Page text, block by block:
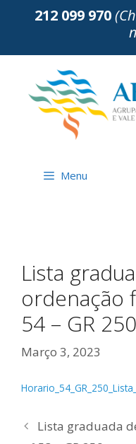
212 099 970
Menu
Lista
ordenação
54 – GR 250
Março 3, 2023
Lista graduada